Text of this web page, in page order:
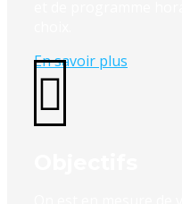
En savoir plus